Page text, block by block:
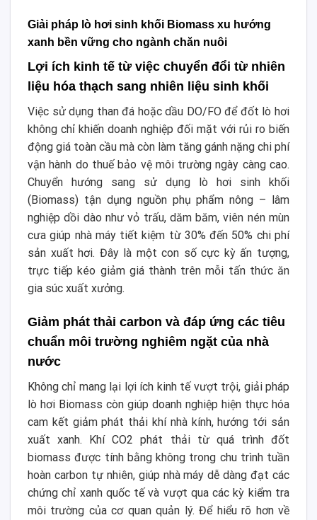
Giải pháp lò hơi sinh khối Biomass xu hướng
xanh bền vững cho ngành chăn nuôi
Lợi ích kinh tế từ việc chuyển đổi từ nhiên
liệu hóa thạch sang nhiên liệu sinh khối
Việc sử dụng than đá hoặc dầu DO/FO để đốt lò hơi
không chỉ khiến doanh nghiệp đối mặt với rủi ro biến
động giá toàn cầu mà còn làm tăng gánh nặng chi phí
vận hành do thuế bảo vệ môi trường ngày càng cao.
Chuyển hướng sang sử dụng lò hơi sinh khối
(Biomass) tận dụng nguồn phụ phẩm nông – lâm
nghiệp dồi dào như vỏ trấu, dăm băm, viên nén mùn
cưa giúp nhà máy tiết kiệm từ 30% đến 50% chi phí
sản xuất hơi. Đây là một con số cực kỳ ấn tượng,
trực tiếp kéo giảm giá thành trên mỗi tấn thức ăn
gia súc xuất xưởng.
Giảm phát thải carbon và đáp ứng các tiêu
chuẩn môi trường nghiêm ngặt của nhà
nước
Không chỉ mang lại lợi ích kinh tế vượt trội, giải pháp
lò hơi Biomass còn giúp doanh nghiệp hiện thực hóa
cam kết giảm phát thải khí nhà kính, hướng tới sản
xuất xanh. Khí CO2 phát thải từ quá trình đốt
biomass được tính bằng không trong chu trình tuần
hoàn carbon tự nhiên, giúp nhà máy dễ dàng đạt các
chứng chỉ xanh quốc tế và vượt qua các kỳ kiểm tra
môi trường của cơ quan quản lý. Để hiểu rõ hơn về